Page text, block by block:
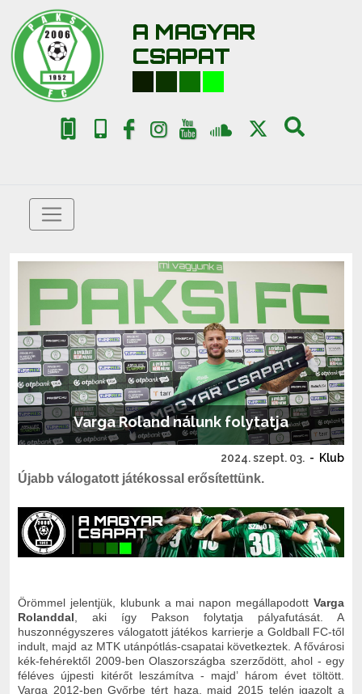
A MAGYAR
CSAPAT
Varga Roland nálunk folytatja
2024. szept. 03. - Klub
Újabb válogatott játékossal erősítettünk.
Örömmel jelentjük, klubunk a mai napon megállapodott Varga
Rolanddal, aki így Pakson folytatja pályafutását. A
huszonnégyszeres válogatott játékos karrierje a Goldball FC-től
indult, majd az MTK utánpótlás-csapatai következtek. A fővárosi
kék-fehérektől 2009-ben Olaszországba szerződött, ahol - egy
féléves újpesti kitérőt leszámítva - majd’ három évet töltött.
Varga 2012-ben Győrbe tért haza, majd 2015 telén igazolt a